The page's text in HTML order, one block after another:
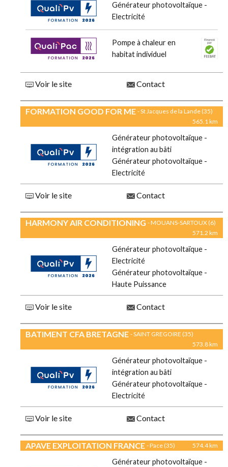
Générateur photovoltaïque -
Electricité
Pompe à chaleur en
habitat individuel
Voir le site Contact
FORMATION GOOD FOR ME - St Jacques de la Lande (35)
565.1 km
Générateur photovoltaïque -
intégration au bâti
Générateur photovoltaïque -
Electricité
Voir le site Contact
HARMONY AIR CONDITIONING - MOUANS-SARTOUX (6)
571.2 km
Générateur photovoltaïque -
Electricité
Générateur photovoltaïque -
Haute Puissance
Voir le site Contact
BATIMENT CFA BRETAGNE - SAINT GREGOIRE (35)
573.8 km
Générateur photovoltaïque -
intégration au bâti
Générateur photovoltaïque -
Electricité
Voir le site Contact
APAVE EXPLOITATION FRANCE - Pace (35) 574.4 km
Générateur photovoltaïque -